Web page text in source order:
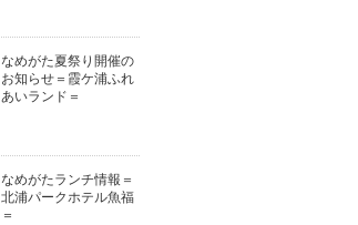
なめがた夏祭り開催の
お知らせ＝霞ケ浦ふれ
あいランド＝
なめがたランチ情報＝
北浦パークホテル魚福
＝